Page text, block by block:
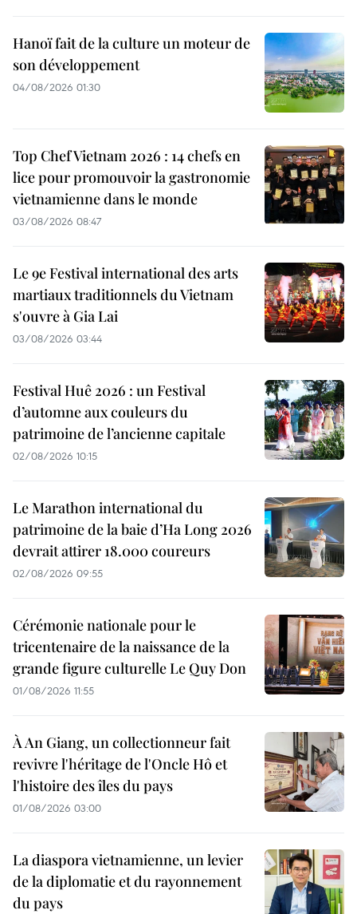
Hanoï fait de la culture un moteur de
son développement
04/08/2026 01:30
Top Chef Vietnam 2026 : 14 chefs en
lice pour promouvoir la gastronomie
vietnamienne dans le monde
03/08/2026 08:47
Le 9e Festival international des arts
martiaux traditionnels du Vietnam
s'ouvre à Gia Lai
03/08/2026 03:44
Festival Huê 2026 : un Festival
d’automne aux couleurs du
patrimoine de l’ancienne capitale
02/08/2026 10:15
Le Marathon international du
patrimoine de la baie d’Ha Long 2026
devrait attirer 18.000 coureurs
02/08/2026 09:55
Cérémonie nationale pour le
tricentenaire de la naissance de la
grande figure culturelle Le Quy Don
01/08/2026 11:55
À An Giang, un collectionneur fait
revivre l'héritage de l'Oncle Hô et
l'histoire des îles du pays
01/08/2026 03:00
La diaspora vietnamienne, un levier
de la diplomatie et du rayonnement
du pays